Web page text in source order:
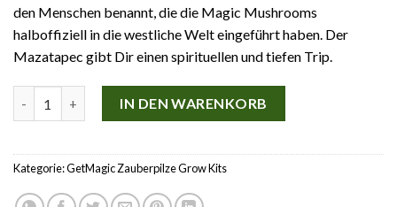
den Menschen benannt, die die Magic Mushrooms
halboffiziell in die westliche Welt eingeführt haben. Der
Mazatapec gibt Dir einen spirituellen und tiefen Trip.
IN DEN WARENKORB
Kategorie:GetMagic Zauberpilze Grow Kits